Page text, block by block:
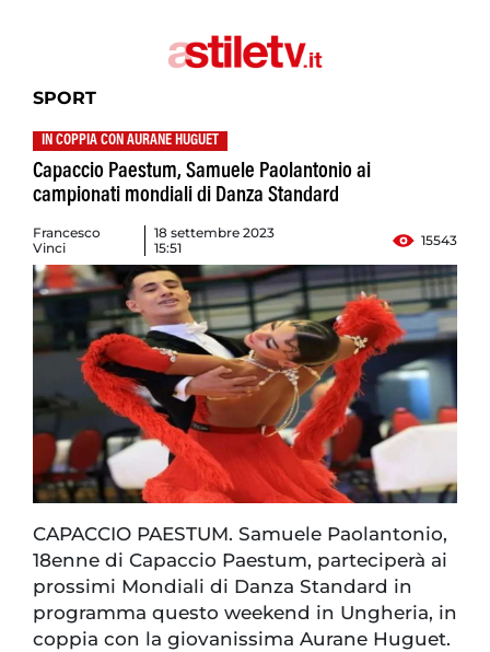
SPORT
IN COPPIA CON AURANE HUGUET
Capaccio Paestum, Samuele Paolantonio ai
campionati mondiali di Danza Standard
Francesco
Vinci
18 settembre 2023
15:51
15543
CAPACCIO PAESTUM. Samuele Paolantonio,
18enne di Capaccio Paestum, parteciperà ai
prossimi Mondiali di Danza Standard in
programma questo weekend in Ungheria, in
coppia con la giovanissima Aurane Huguet.